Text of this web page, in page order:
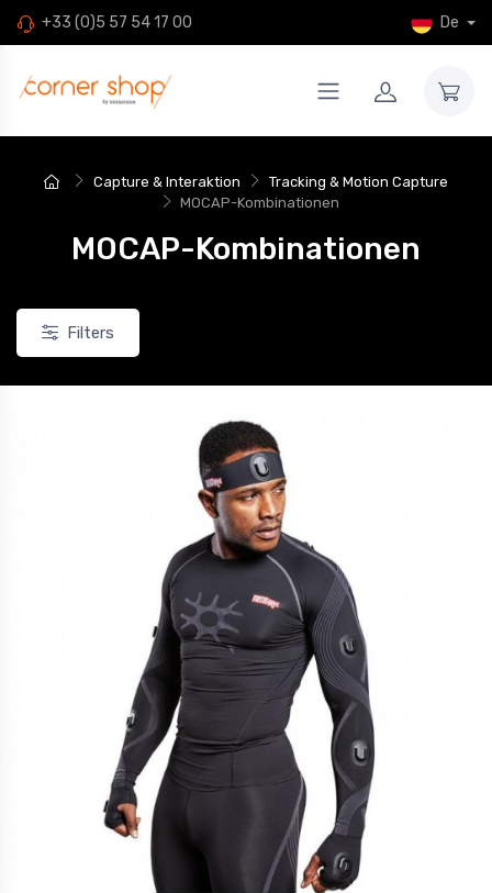
+33 (0)5 57 54 17 00 De
Capture & Interaktion
Tracking & Motion Capture
MOCAP-Kombinationen
MOCAP-Kombinationen
Filters